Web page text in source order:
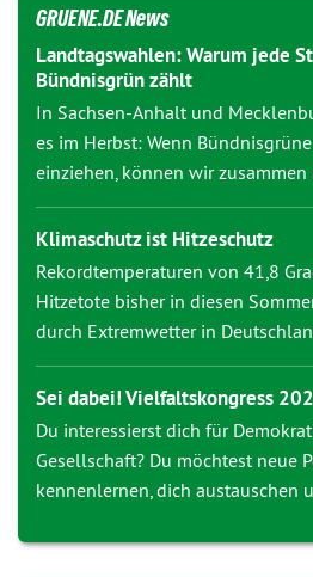
GRUENE.DE News
Landtagswahlen: Warum jede
Bündnisgrün zählt
In Sachsen-Anhalt und
es im Herbst: Wenn
einziehen, können wir
Klimaschutz ist Hitzeschutz
Rekordtemperaturen von 41,8
Hitzetote bisher in diesen
durch Extremwetter in
Sei dabei! Vielfaltskongress
Du interessierst dich für
Gesellschaft? Du möchtest neue
kennenlernen, dich austauschen